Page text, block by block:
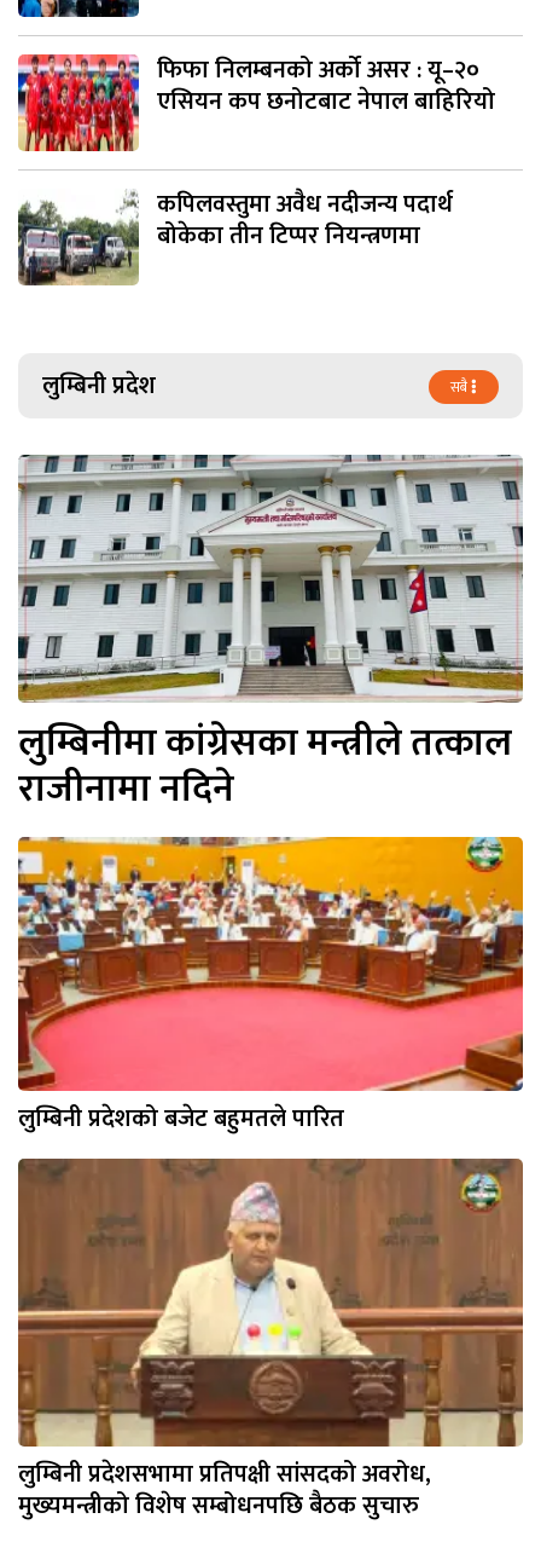
फिफा निलम्बनको अर्को असर : यू–२०
एसियन कप छनोटबाट नेपाल बाहिरियो
कपिलवस्तुमा अवैध नदीजन्य पदार्थ
बोकेका तीन टिप्पर नियन्त्रणमा
लुम्बिनी प्रदेश सबै
लुम्बिनीमा कांग्रेसका मन्त्रीले तत्काल
राजीनामा नदिने
लुम्बिनी प्रदेशको बजेट बहुमतले पारित
लुम्बिनी प्रदेशसभामा प्रतिपक्षी सांसदको अवरोध,
मुख्यमन्त्रीको विशेष सम्बोधनपछि बैठक सुचारु